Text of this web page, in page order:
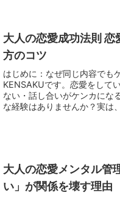
大人の恋愛成功法則 恋
方のコツ
はじめに：なぜ同じ内容でも
KENSAKUです。恋愛をして
ない・話し合いがケンカにな
な経験はありませんか？実は
大人の恋愛メンタル管
い」が関係を壊す理由